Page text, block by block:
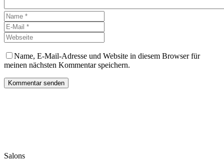
Name, E-Mail-Adresse und Website in diesem Browser für
meinen nächsten Kommentar speichern.
Kommentar senden
Salons